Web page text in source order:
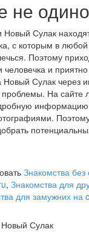
не
Новый Сулак
с которым в
Поэтому
и
Сулак через
На сайте
Знакомства без
, Знакомства для
для замужних на
Сулак